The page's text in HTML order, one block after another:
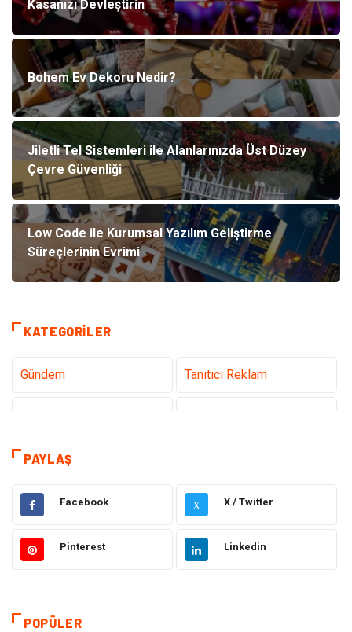
Kasanızı Devleştirin
Bohem Ev Dekoru Nedir?
Jiletli Tel Sistemleri ile Alanlarınızda Üst Düzey
Çevre Güvenliği
Low Code ile Kurumsal Yazılım Geliştirme
Süreçlerinin Evrimi
KATEGORILER
Gündem Tanıtıcı Reklam
Dekorasyon
Gıda Elektrik Elektronik
Bilgisayar ve Yazılım Alışveriş
Hukuk
PAYLAŞ
Facebook X X / Twitter
Pinterest Linkedin
POPÜLER